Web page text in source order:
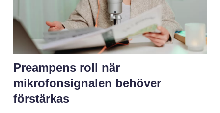
Preampens roll när
mikrofonsignalen behöver
förstärkas